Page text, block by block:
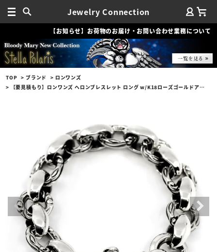
Jewelry Connection
【お知らせ】お荷物のお届け・お問い合わせ業務について
TOP ブランド
ロンワンズ
【要見積もり】ロンワンズ ヘロンブレスレット ロング w/K18ローズゴールドアイズ